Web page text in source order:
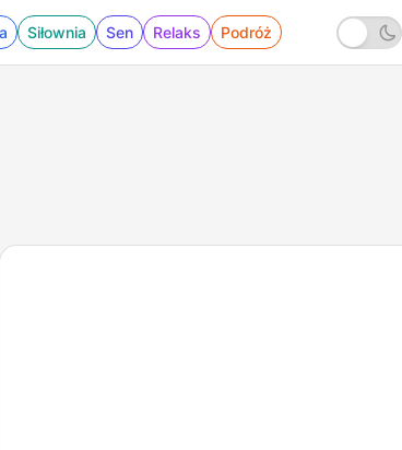
Siłownia Sen Relaks Podróż